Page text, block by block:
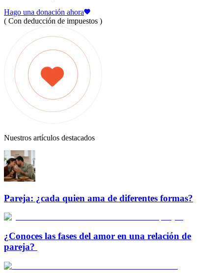
Hago una donación ahora
( Con deducción de impuestos )
Nuestros artículos destacados
Pareja: ¿cada quien ama de diferentes formas?
¿Conoces las fases del amor en una relación de
pareja?